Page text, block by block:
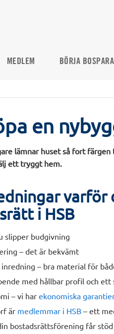
MEDLEM BÖRJA BOSPARA
en
lämnar huset så fort
ett tryggt hem.
varför
i HSB
slipper budgivning
– det är bekvämt
– bra material för
med hållbar profil och
– vi harekonomiska
är medlemmar i HSB – ett
bostadsrättsförening får